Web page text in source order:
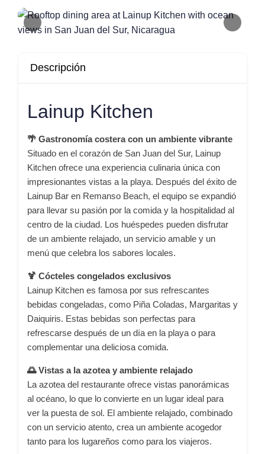
Descripción
Lainup Kitchen
🌴 Gastronomía costera con un ambiente vibrante
Situado en el corazón de San Juan del Sur, Lainup
Kitchen ofrece una experiencia culinaria única con
impresionantes vistas a la playa. Después del éxito de
Lainup Bar en Remanso Beach, el equipo se expandió
para llevar su pasión por la comida y la hospitalidad al
centro de la ciudad. Los huéspedes pueden disfrutar
de un ambiente relajado, un servicio amable y un
menú que celebra los sabores locales.
🍹 Cócteles congelados exclusivos
Lainup Kitchen es famosa por sus refrescantes
bebidas congeladas, como Piña Coladas, Margaritas y
Daiquiris. Estas bebidas son perfectas para
refrescarse después de un día en la playa o para
complementar una deliciosa comida.
🌅 Vistas a la azotea y ambiente relajado
La azotea del restaurante ofrece vistas panorámicas
al océano, lo que lo convierte en un lugar ideal para
ver la puesta de sol. El ambiente relajado, combinado
con un servicio atento, crea un ambiente acogedor
tanto para los lugareños como para los viajeros.